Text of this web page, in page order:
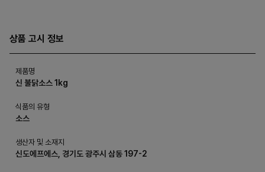
상품 고시 정보
제품명
신 불닭소스 1kg
식품의 유형
소스
생산자 및 소재지
신도에프에스, 경기도 광주시 삼동 197-2